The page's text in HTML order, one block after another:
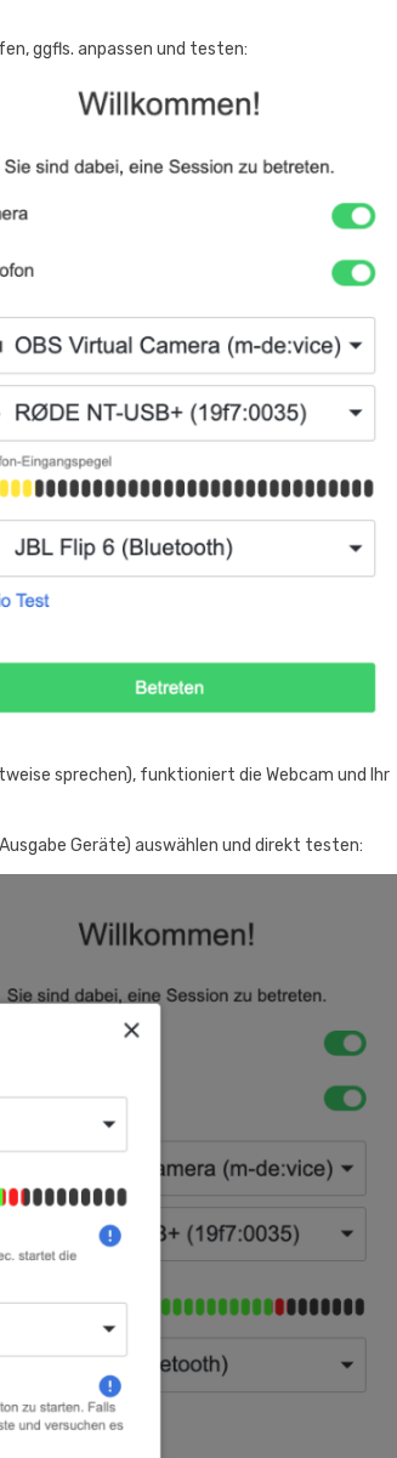
ggfls. anpassen und testen:
sprechen), funktioniert die Webcam und Ihr
Geräte) auswählen und direkt testen: